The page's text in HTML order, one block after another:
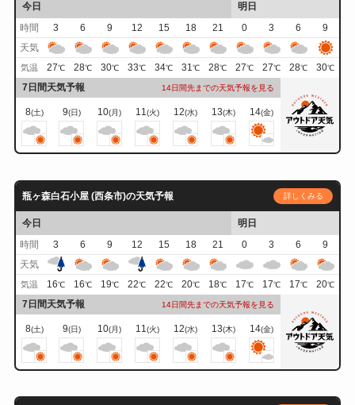
今日
明日
時間
3 6 9 12 15 18 21 0 3 6
9
天気
気温 27℃ 28℃ 30℃ 33℃ 34℃ 31℃ 28℃ 27℃ 27℃ 28℃ 30℃
7日間天気予報 14日間先までの天気予報を見る
8(土) 9(日) 10(月) 11(火) 12(水) 13(木) 14(金)
瓶ヶ森白石小屋 (西条市)の天気予報 詳しくみる
今日
明日
時間
3 6 9 12 15 18 21 0 3 6
9
天気
気温 16℃ 16℃ 19℃ 22℃ 22℃ 20℃ 18℃ 17℃ 17℃ 17℃ 20℃
7日間天気予報 14日間先までの天気予報を見る
8(土) 9(日) 10(月) 11 (火) 12(水) 13(木) 14(金)